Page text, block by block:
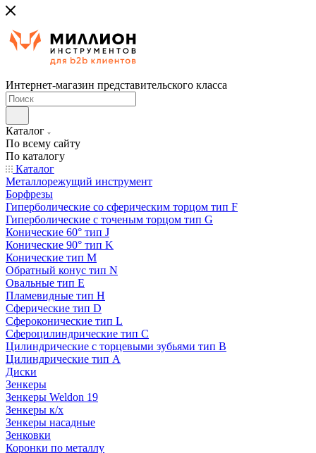
Интернет-магазин представительского класса
Каталог
По всему сайту
По каталогу
Каталог
Металлорежущий инструмент
Борфрезы
Гиперболические cо сферическим торцом тип F
Гиперболические с точеным торцом тип G
Конические 60° тип J
Конические 90° тип K
Конические тип M
Обратный конус тип N
Овальные тип E
Пламевидные тип H
Сферические тип D
Сфероконические тип L
Сфероцилиндрические тип C
Цилиндрические с торцевыми зубьями тип B
Цилиндрические тип А
Диски
Зенкеры
Зенкеры Weldon 19
Зенкеры к/х
Зенкеры насадные
Зенковки
Коронки по металлу